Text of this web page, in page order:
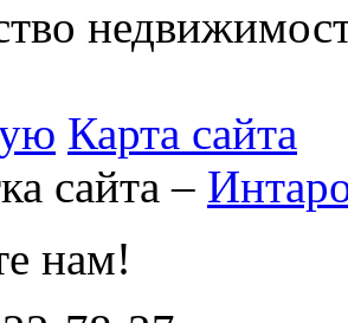
Карта сайта
сайта –
нам!